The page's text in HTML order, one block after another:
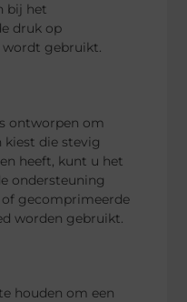
bij het
druk op
wordt gebruikt.
ontworpen om
kiest die stevig
heeft, kunt u het
ondersteuning
gecomprimeerde
worden gebruikt.
houden om een